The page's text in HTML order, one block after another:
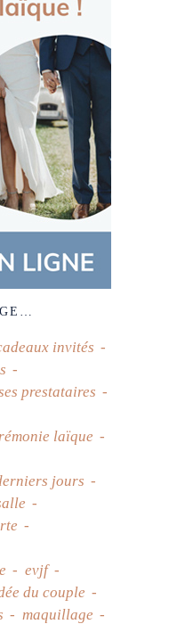
invités
prestataires
laïque
jours
evjf
du couple
maquillage